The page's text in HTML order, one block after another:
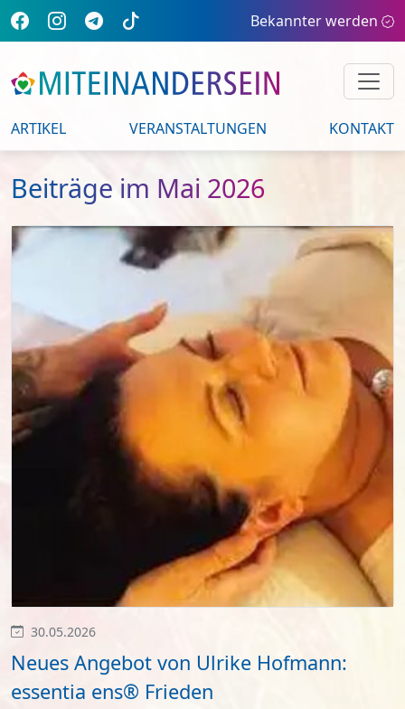
Bekannter werden
ARTIKEL VERANSTALTUNGEN KONTAKT
Beiträge im Mai 2026
30.05.2026
Neues Angebot von Ulrike Hofmann:
essentia ens® Frieden